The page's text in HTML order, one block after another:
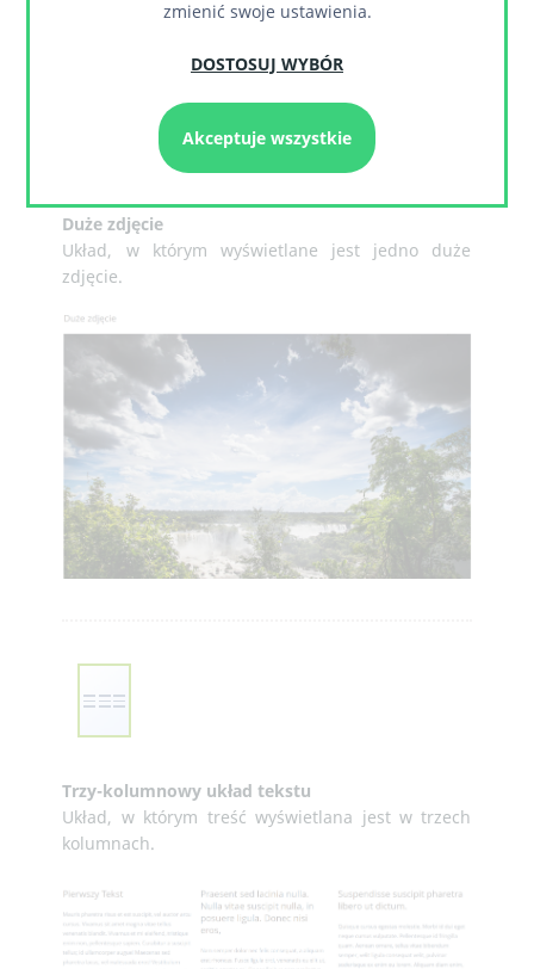
Duże zdjęcie
Układ, w którym wyświetlane jest jedno duże
zdjęcie.
Trzy-kolumnowy układ tekstu
Układ, w którym treść wyświetlana jest w trzech
kolumnach.
zmienić swoje ustawienia.
DOSTOSUJ WYBÓR
Akceptuje wszystkie